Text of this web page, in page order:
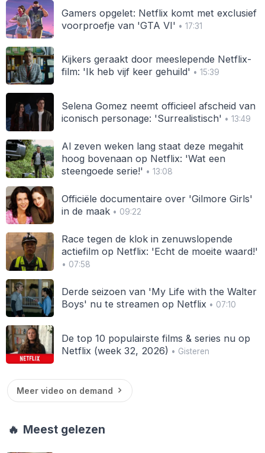
Gamers opgelet: Netflix komt met exclusief
voorproefje van 'GTA VI' • 17:31
Kijkers geraakt door meeslepende Netflix-
film: 'Ik heb vijf keer gehuild' • 15:39
Selena Gomez neemt officieel afscheid van
iconisch personage: 'Surrealistisch' • 13:49
Al zeven weken lang staat deze megahit
hoog bovenaan op Netflix: 'Wat een
steengoede serie!' • 13:08
Officiële documentaire over 'Gilmore Girls'
in de maak• 09:22
Race tegen de klok in zenuwslopende
actiefilm op Netflix: 'Echt de moeite waard!'
• 07:58
Derde seizoen van 'My Life with the Walter
Boys' nu te streamen op Netflix • 07:10
De top 10 populairste films & series nu op
Netflix (week 32, 2026) • Gisteren
Meer video on demand
🔥 Meest gelezen